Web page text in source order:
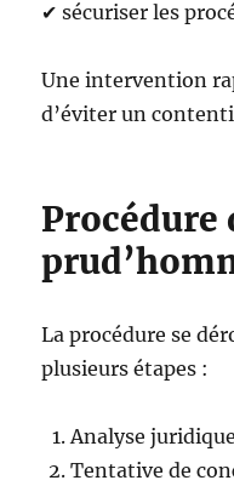
✔ sécuriser les
Une intervention
d’éviter un
Procédure
La procédure se
plusieurs étapes :
Analyse
Tentative de